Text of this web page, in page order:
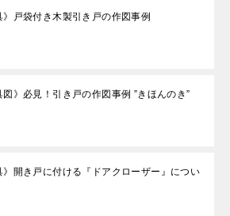
》戸袋付き木製引き戸の作図事例
図》必見！引き戸の作図事例 ”きほんのき”
》開き戸に付ける『ドアクローザー』につい